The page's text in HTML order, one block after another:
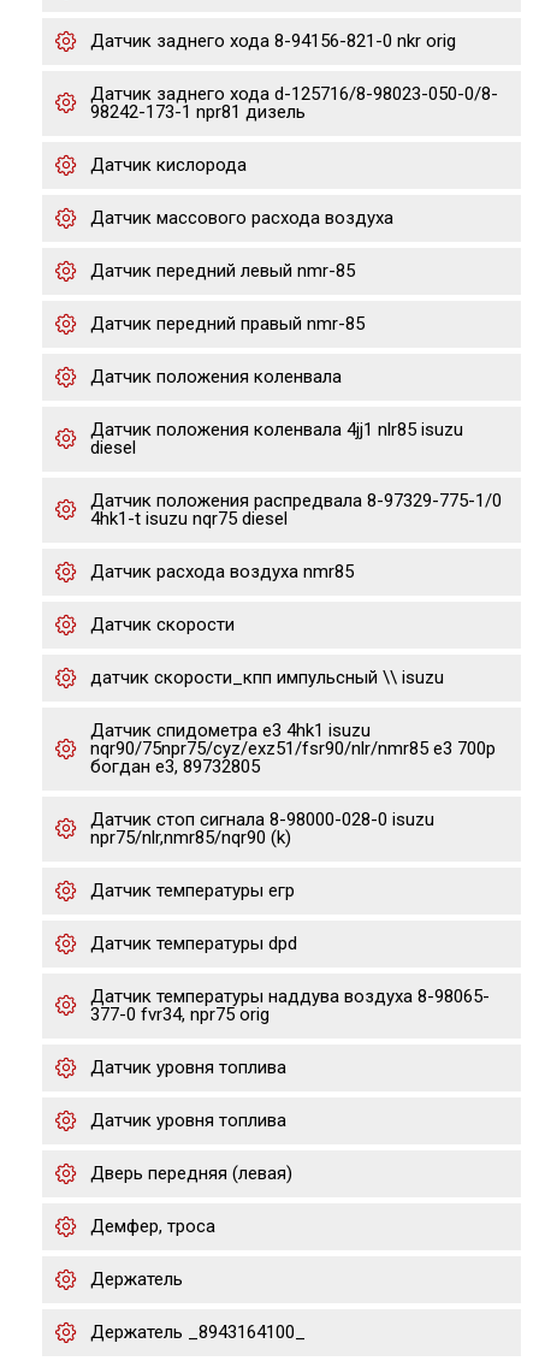
Датчик заднего хода 8-94156-821-0 nkr orig
Датчик заднего хода d-125716/8-98023-050-0/8-
98242-173-1 npr81 дизель
Датчик кислорода
Датчик массового расхода воздуха
Датчик передний левый nmr-85
Датчик передний правый nmr-85
Датчик положения коленвала
Датчик положения коленвала 4jj1 nlr85 isuzu
diesel
Датчик положения распредвала 8-97329-775-1/0
4hk1-t isuzu nqr75 diesel
Датчик расхода воздуха nmr85
Датчик скорости
датчик скорости_кпп импульсный \\ isuzu
Датчик спидометра е3 4hk1 isuzu
nqr90/75npr75/cyz/exz51/fsr90/nlr/nmr85 e3 700p
богдан е3, 89732805
Датчик стоп сигнала 8-98000-028-0 isuzu
npr75/nlr,nmr85/nqr90 (k)
Датчик температуры егр
Датчик температуры dpd
Датчик температуры наддува воздуха 8-98065-
377-0 fvr34, npr75 orig
Датчик уровня топлива
Датчик уровня топлива
Дверь передняя (левая)
Демфер, троса
Держатель
Держатель _8943164100_